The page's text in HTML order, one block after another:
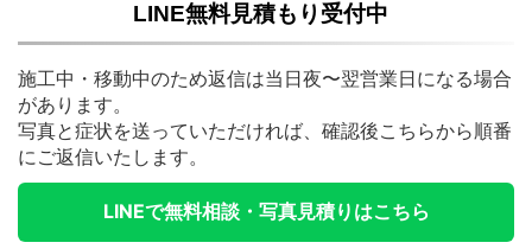
LINE無料見積もり受付中
施工中・移動中のため返信は当日夜〜翌営業日になる場合
があります。
写真と症状を送っていただければ、確認後こちらから順番
にご返信いたします。
LINEで無料相談・写真見積りはこちら